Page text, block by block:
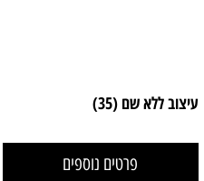
עיצוב ללא שם (35)
פרטים נוספים